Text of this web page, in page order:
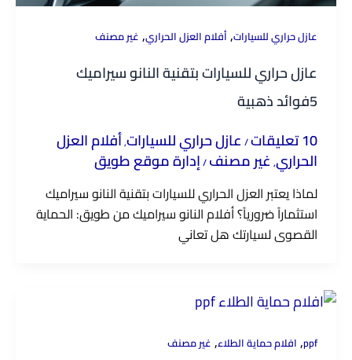
عازل حراري للسيارات,أفلام العزل الحراري, غير مصنف
عازل حراري للسيارات بتقنية النانو سيراميك
5فوائد ذهبية
10 تعليقات
/ عازل حراري للسيارات,أفلام العزل
الحراري, غير مصنف/إدارة موقع طويق
لماذا يعتبر العزل الحراري للسيارات بتقنية النانو سيراميك
استثماراً ضرورياً؟ أفلام النانو سيراميك من طويق: الحماية
القصوى لسيارتك هل تعاني
ppf
, افلام حماية الطلاء, غير مصنف